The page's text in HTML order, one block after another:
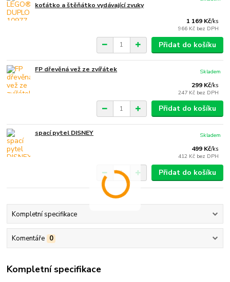
koťátko a štěňátko vydávající zvuky
1 169 Kč/ks
966 Kč bez DPH
Přidat do košíku
FP dřevěná vež ze zvířátek
299 Kč/ks
247 Kč bez DPH
Skladem
Přidat do košíku
spací pytel DISNEY
499 Kč/ks
412 Kč bez DPH
Skladem
Přidat do košíku
Kompletní specifikace
Komentáře 0
Kompletní specifikace